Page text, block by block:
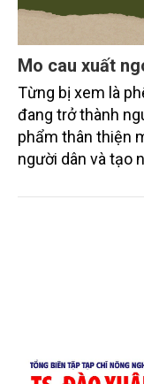
Mo cau xuất
Từng bị xem là
đang trở thành
phẩm thân thiện
người dân và tạo
chén, dĩa... từ